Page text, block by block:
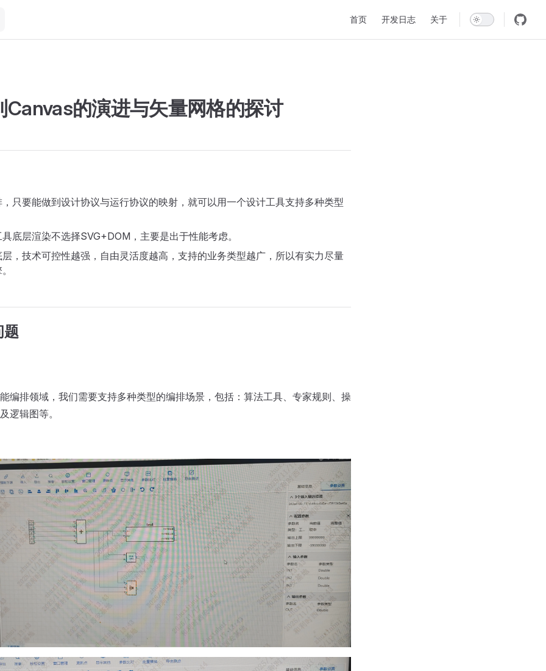
首页 开发日志 关于
Canvas的演进与矢量网格的探讨
只要能做到设计协议与运行协议的映射，就可以用一个设计工具支持多种类型
底层渲染不选择SVG+DOM，主要是出于性能考虑。
，技术可控性越强，自由灵活度越高，支持的业务类型越广，所以有实力尽量
题
编排领域，我们需要支持多种类型的编排场景，包括：算法工具、专家规则、操
逻辑图等。